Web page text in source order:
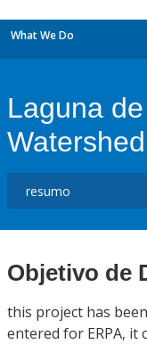
What We Do
Laguna
Objetivo de
this project has
entered for ERPA, it